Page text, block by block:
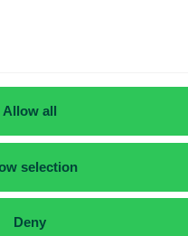
Allow all
selection
Deny
oss kan du enkelt
och eSIM, och